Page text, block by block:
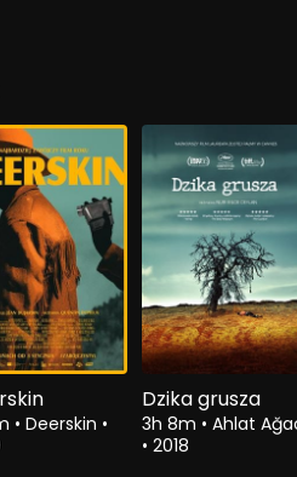
• Deerskin •
Dzika grusza
3h 8m • Ahlat
• 2018